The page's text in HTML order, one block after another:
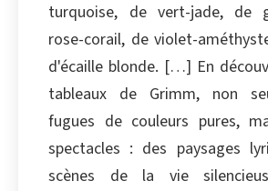
turquoise, de vert-jade, de
rose-corail, de violet-
d'écaille blonde. […] En
tableaux de Grimm, non
fugues de couleurs pures,
spectacles : des paysages
scènes de la vie